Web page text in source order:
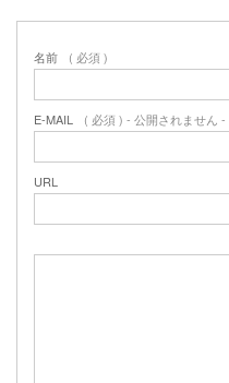
名前 ( 必須 )
E-MAIL ( 必須 ) - 公開されません -
URL